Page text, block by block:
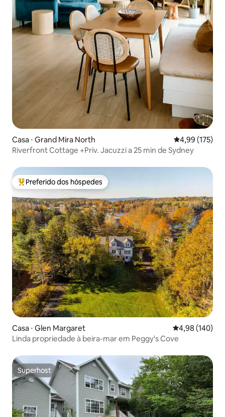
Casa ⋅ Grand Mira North 4,99 de uma
4,99 (175)
Riverfront Cottage +Priv. Jacuzzi a 25 min de Sydney
Entre os melhores preferidos dos hóspedes
Preferido dos hóspedes
Casa ⋅ Glen Margaret 4,98 de uma
4,98 (140)
Linda propriedade à beira-mar em Peggy's Cove
Superhost
Superhost